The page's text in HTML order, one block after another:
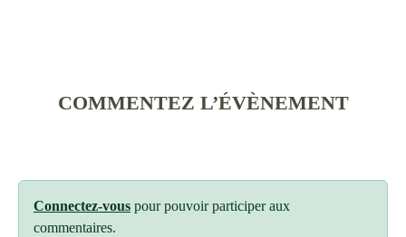
COMMENTEZ L’ÉVÈNEMENT
Connectez-vous pour pouvoir participer aux
commentaires.